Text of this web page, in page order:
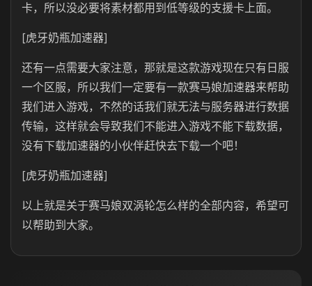
卡，所以没必要将素材都用到低等级的支援卡上面。
[虎牙奶瓶加速器]
还有一点需要大家注意，那就是这款游戏现在只有日服
一个区服，所以我们一定要有一款赛马娘加速器来帮助
我们进入游戏，不然的话我们就无法与服务器进行数据
传输，这样就会导致我们不能进入游戏不能下载数据，
没有下载加速器的小伙伴赶快去下载一个吧！
[虎牙奶瓶加速器]
以上就是关于赛马娘双涡轮怎么样的全部内容，希望可
以帮助到大家。